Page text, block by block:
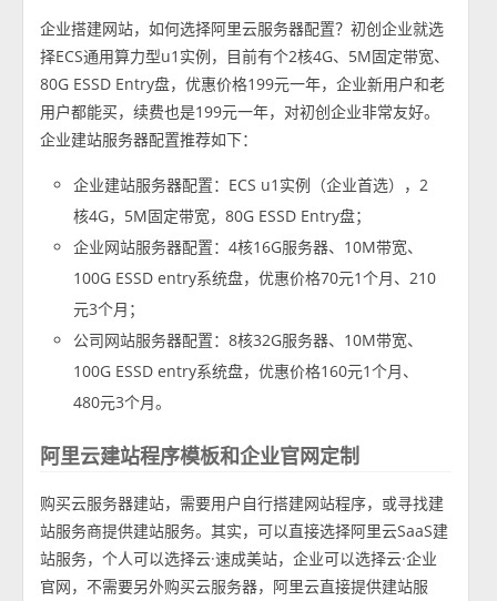
企业搭建网站，如何选择阿里云服务器配置？初创企业就选
择ECS通用算力型u1实例，目前有个2核4G、5M固定带宽、
80G ESSD Entry盘，优惠价格199元一年，企业新用户和老
用户都能买，续费也是199元一年，对初创企业非常友好。
企业建站服务器配置推荐如下：
企业建站服务器配置：ECS u1实例（企业首选），2
核4G，5M固定带宽，80G ESSD Entry盘；
企业网站服务器配置：4核16G服务器、10M带宽、
100G ESSD entry系统盘，优惠价格70元1个月、210
元3个月；
公司网站服务器配置：8核32G服务器、10M带宽、
100G ESSD entry系统盘，优惠价格160元1个月、
480元3个月。
阿里云建站程序模板和企业官网定制
购买云服务器建站，需要用户自行搭建网站程序，或寻找建
站服务商提供建站服务。其实，可以直接选择阿里云SaaS建
站服务，个人可以选择云·速成美站，企业可以选择云·企业
官网，不需要另外购买云服务器，阿里云直接提供建站服